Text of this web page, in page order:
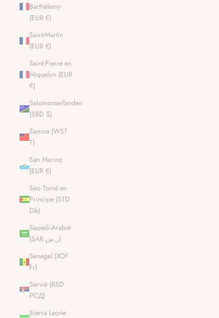
Barthélemy
(EUR €)
Saint-Martin
(EUR €)
Saint-Pierre en
Miquelon (EUR
€)
Salomonseilanden
(SBD $)
Samoa (WST
T)
San Marino
(EUR €)
Sao Tomé en
Principe (STD
Db)
Saoedi-Arabië
(SAR ر.س)
Senegal (XOF
Fr)
Servië (RSD
РСД)
Sierra Leone